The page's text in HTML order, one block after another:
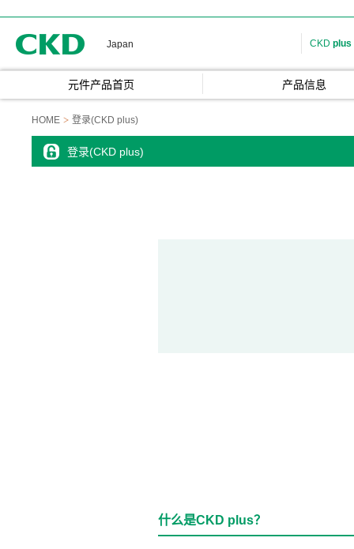
Japan CKD plus
元件产品首页 产品信息
HOME 登录(CKD plus)
登录(CKD plus)
什么是CKD plus？